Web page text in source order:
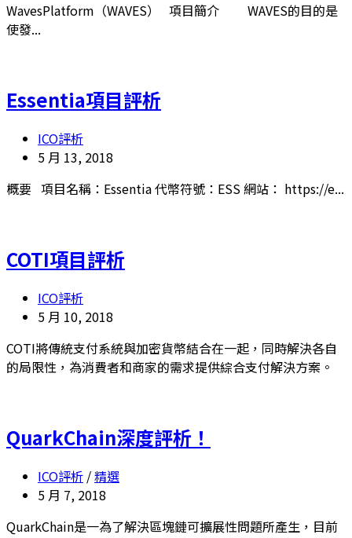
WavesPlatform（WAVES） 項目簡介 WAVES的目的是
使發...
Essentia項目評析
ICO評析
5 月 13, 2018
概要 項目名稱：Essentia 代幣符號：ESS 網站： https://e...
COTI項目評析
ICO評析
5 月 10, 2018
COTI將傳統支付系統與加密貨幣結合在一起，同時解決各自
的局限性，為消費者和商家的需求提供綜合支付解決方案。
QuarkChain深度評析！
ICO評析 /精選
5 月 7, 2018
QuarkChain是一為了解決區塊鏈可擴展性問題所產生，目前